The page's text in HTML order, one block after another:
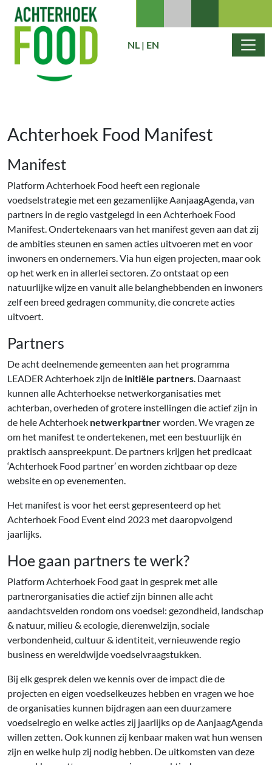
Ga naar de inhoud
Hoofdnavigatie
NL | EN
Achterhoek Food Manifest
Manifest
Platform Achterhoek Food heeft een regionale
voedselstrategie met een gezamenlijke AanjaagAgenda, van
partners in de regio vastgelegd in een Achterhoek Food
Manifest. Ondertekenaars van het manifest geven aan dat zij
de ambities steunen en samen acties uitvoeren met en voor
inwoners en ondernemers. Via hun eigen projecten, maar ook
op het werk en in allerlei sectoren. Zo ontstaat op een
natuurlijke wijze en vanuit alle belanghebbenden en inwoners
zelf een breed gedragen community, die concrete acties
uitvoert.
Partners
De acht deelnemende gemeenten aan het programma
LEADER Achterhoek zijn de initiële partners. Daarnaast
kunnen alle Achterhoekse netwerkorganisaties met
achterban, overheden of grotere instellingen die actief zijn in
de hele Achterhoek netwerkpartnerworden. We vragen ze
om het manifest te ondertekenen, met een bestuurlijk én
praktisch aanspreekpunt. De partners krijgen het predicaat
‘Achterhoek Food partner’ en worden zichtbaar op deze
website en op evenementen.
Het manifest is voor het eerst gepresenteerd op het
Achterhoek Food Event eind 2023 met daaropvolgend
jaarlijks.
Hoe gaan partners te werk?
Platform Achterhoek Food gaat in gesprek met alle
partnerorganisaties die actief zijn binnen alle acht
aandachtsvelden rondom ons voedsel: gezondheid, landschap
& natuur, milieu & ecologie, dierenwelzijn, sociale
verbondenheid, cultuur & identiteit, vernieuwende regio
business en wereldwijde voedselvraagstukken.
Bij elk gesprek delen we kennis over de impact die de
projecten en eigen voedselkeuzes hebben en vragen we hoe
de organisaties kunnen bijdragen aan een duurzamere
voedselregio en welke acties zij jaarlijks op de AanjaagAgenda
willen zetten. Ook kunnen zij kenbaar maken wat hun wensen
zijn en welke hulp zij nodig hebben. De uitkomsten van deze